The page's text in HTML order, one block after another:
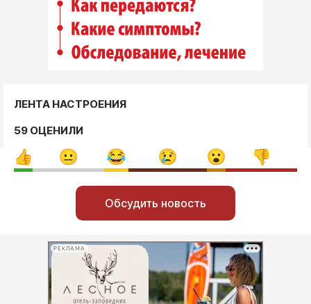
ЛЕНТА НАСТРОЕНИЯ
59 ОЦЕНИЛИ
Обсудить новость
РЕКЛАМА